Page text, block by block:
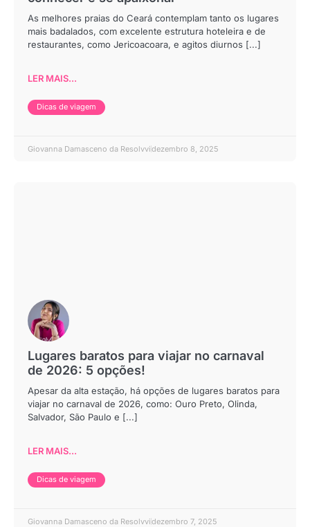
As melhores praias do Ceará contemplam tanto os lugares
mais badalados, com excelente estrutura hoteleira e de
restaurantes, como Jericoacoara, e agitos diurnos [...]
LER MAIS...
Dicas de viagem
Giovanna Damasceno da Resolvvidezembro 8, 2025
Lugares baratos para viajar no carnaval
de 2026: 5 opções!
Apesar da alta estação, há opções de lugares baratos para
viajar no carnaval de 2026, como: Ouro Preto, Olinda,
Salvador, São Paulo e [...]
LER MAIS...
Dicas de viagem
Giovanna Damasceno da Resolvvidezembro 7, 2025